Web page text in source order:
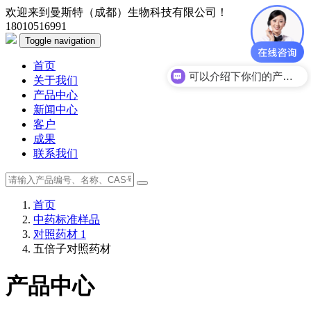
欢迎来到曼斯特（成都）生物科技有限公司！
18010516991
Toggle navigation
首页
关于我们
产品中心
新闻中心
客户
成果
联系我们
首页
中药标准样品
对照药材 1
五倍子对照药材
产品中心
可以介绍下你们的产品么？